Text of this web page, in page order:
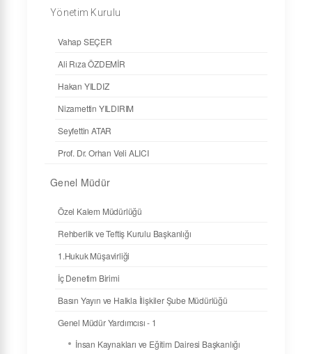
Yönetim Kurulu
Vahap SEÇER
Ali Rıza ÖZDEMİR
Hakan YILDIZ
Nizamettin YILDIRIM
Seyfettin ATAR
Prof. Dr. Orhan Veli ALICI
Genel Müdür
Özel Kalem Müdürlüğü
Rehberlik ve Teftiş Kurulu Başkanlığı
1.Hukuk Müşavirliği
İç Denetim Birimi
Basın Yayın ve Halkla İlişkiler Şube Müdürlüğü
Genel Müdür Yardımcısı - 1
İnsan Kaynakları ve Eğitim Dairesi Başkanlığı